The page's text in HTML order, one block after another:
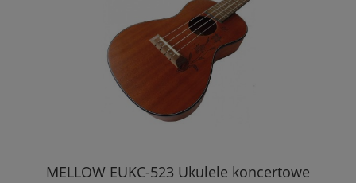
MELLOW EUKC-523 Ukulele koncertowe